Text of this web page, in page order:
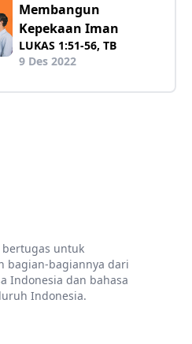
Membangun
Kepekaan Iman
LUKAS 1:51-56, TB
9 Des 2022
bertugas untuk
bagian-bagiannya dari
Indonesia dan bahasa
Indonesia.